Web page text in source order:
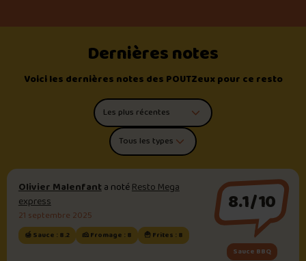
Dernières notes
Voici les dernières notes des POUTZeux pour ce resto
Trier les commentaires
Filtrer par type de poutine
Olivier Malenfanta notéResto Mega
express
21 septembre 2025
🍯 Sauce : 8.2 🧀 Fromage : 8 🍟 Frites : 8
8.1/10
Sauce BBQ